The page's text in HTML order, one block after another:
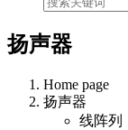
扬声器
Home page
扬声器
线阵列